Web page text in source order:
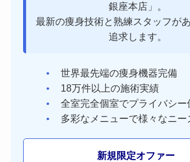
銀座本店」。
最新の痩身技術と熟練スタッフが
追求します。
世界最先端の痩身機器完備
18万件以上の施術実績
全室完全個室でプライバシー
多彩なメニューで様々なニー
新規限定オファー